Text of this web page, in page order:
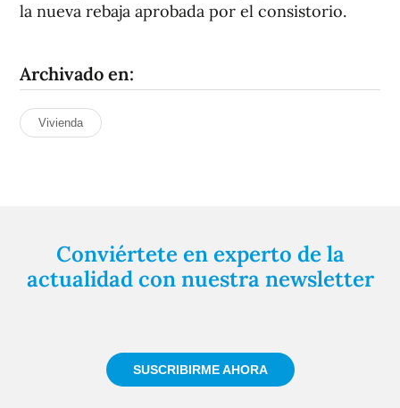
la nueva rebaja aprobada por el consistorio.
Archivado en:
Vivienda
Conviértete en experto de la
actualidad con nuestra newsletter
SUSCRIBIRME AHORA